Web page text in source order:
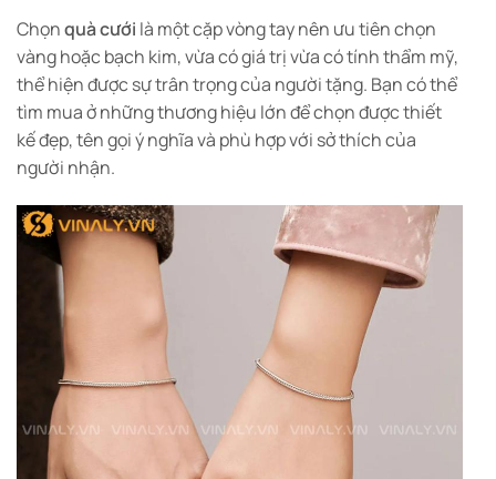
Chọnquà cưới là một cặp vòng tay nên ưu tiên chọn
vàng hoặc bạch kim, vừa có giá trị vừa có tính thẩm mỹ,
thể hiện được sự trân trọng của người tặng. Bạn có thể
tìm mua ở những thương hiệu lớn để chọn được thiết
kế đẹp, tên gọi ý nghĩa và phù hợp với sở thích của
người nhận.